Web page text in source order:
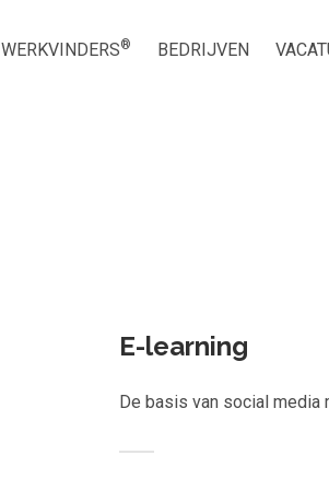
WERKVINDERS® BEDRIJVEN
E-learning
De basis van social media